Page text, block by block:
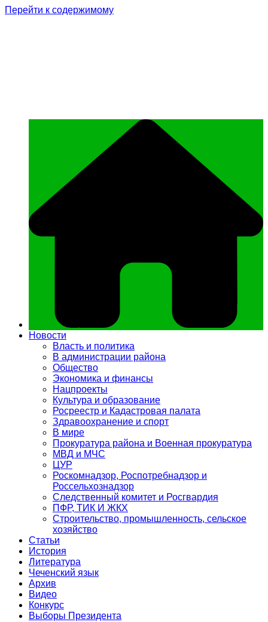
Перейти к содержимому
Новости
Власть и политика
В администрации района
Общество
Экономика и финансы
Нацпроекты
Культура и образование
Росреестр и Кадастровая палата
Здравоохранение и спорт
В мире
Прокуратура района и Военная прокуратура
МВД и МЧС
ЦУР
Роскомнадзор, Роспотребнадзор и
Россельхознадзор
Следственный комитет и Росгвардия
ПФР, ТИК И ЖКХ
Строительство, промышленность, сельское
хозяйство
Статьи
История
Литература
Чеченский язык
Архив
Видео
Конкурс
Выборы Президента